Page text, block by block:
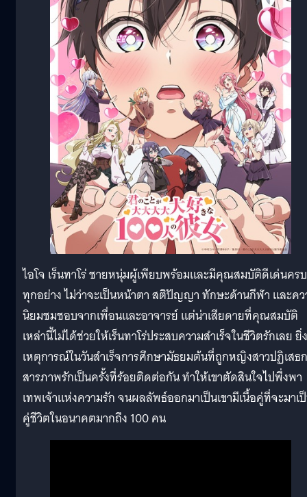
ไอโจ เร็นทาโร่ ชายหนุ่มผู้เพียบพร้อมและมีคุณสมบัติดีเด่นครบ
ทุกอย่าง ไม่ว่าจะเป็นหน้าตา สติปัญญา ทักษะด้านกีฬา และค
นิยมชมชอบจากเพื่อนและอาจารย์ แต่น่าเสียดายที่คุณสมบัติ
เหล่านี้ไม่ได้ช่วยให้เร็นทาโร่ประสบความสำเร็จในชีวิตรักเลย ยิ่ง
เหตุการณ์ในวันสำเร็จการศึกษามัธยมต้นที่ถูกหญิงสาวปฏิเสธ
สารภาพรักเป็นครั้งที่ร้อยติดต่อกัน ทำให้เขาตัดสินใจไปพึ่งพา
เทพเจ้าแห่งความรัก จนผลลัพธ์ออกมาเป็นเขามีเนื้อคู่ที่จะมาเ
คู่ชีวิตในอนาคตมากถึง 100 คน